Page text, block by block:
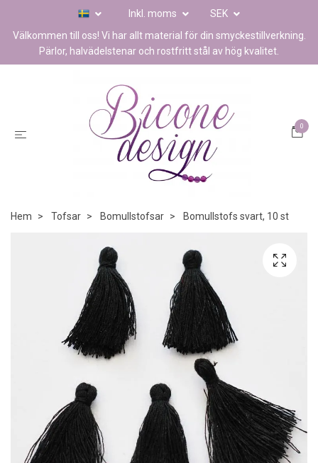
Inkl. moms
SEK
Välkommen till oss! Vi har allt material för din smyckestillverkning.
Pärlor, halvädelstenar och rostfritt stål av hög kvalitet.
0
Hem Tofsar Bomullstofsar Bomullstofs svart, 10 st